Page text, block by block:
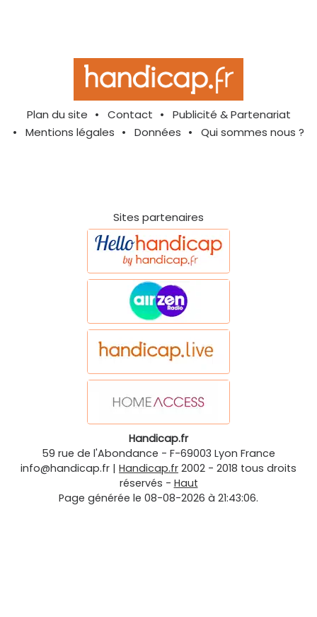
Plan du site Contact
Publicité & Partenariat
Mentions légales
Données Qui sommes nous ?
Sites partenaires
Handicap.fr
59 rue de l'Abondance - F-69003 Lyon France
info@handicap.fr | Handicap.fr 2002 - 2018 tous droits
réservés - Haut
Page générée le 08-08-2026 à 21:43:06.